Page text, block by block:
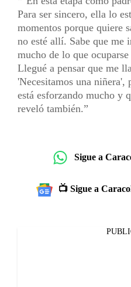
Para ser sincero, ella lo
momentos porque quiere
no esté allí. Sabe que me
mucho de lo que
Llegué a pensar que me
'Necesitamos una niñera',
está esforzando mucho y
reveló también.
Sigue a
📺 Sigue a